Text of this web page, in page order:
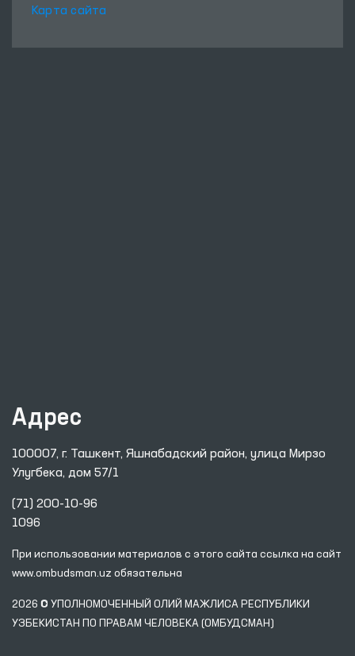
Карта сайта
Адрес
100007, г. Ташкент, Яшнабадский район, улица Мирзо
Улугбека, дом 57/1
(71) 200-10-96
1096
При использовании материалов с этого сайта ссылка на сайт
www.ombudsman.uz обязательна
2026 © УПОЛНОМОЧЕННЫЙ ОЛИЙ МАЖЛИСА РЕСПУБЛИКИ
УЗБЕКИСТАН ПО ПРАВАМ ЧЕЛОВЕКА (ОМБУДСМАН)